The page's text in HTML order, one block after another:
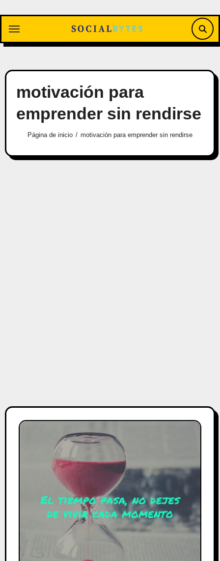
contenido
motivación para
emprender sin rendirse
Página de inicio motivación para emprender sin rendirse